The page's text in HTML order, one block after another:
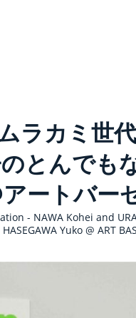
ラカミ世
とんでも
ートバー
- NAWA Kohei and
HASEGAWA Yuko @ ART